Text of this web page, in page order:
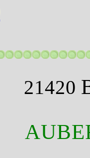
21420